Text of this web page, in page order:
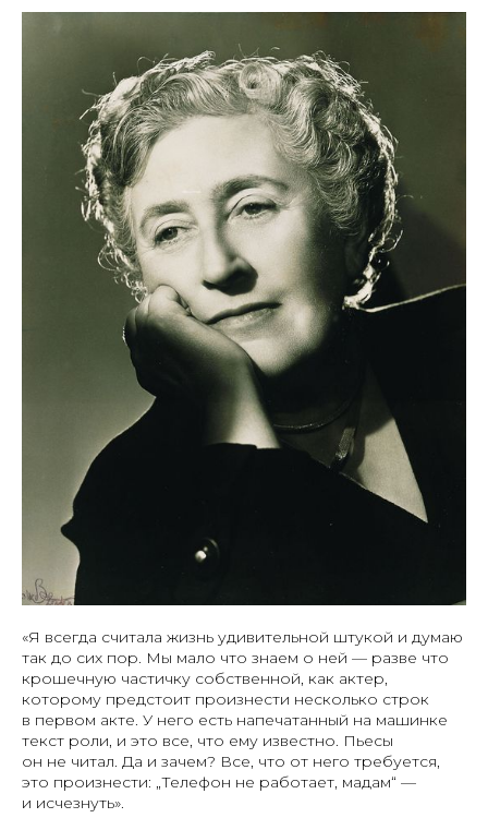
«Я всегда считала жизнь удивительной штукой и думаю
так до сих пор. Мы мало что знаем о ней — разве что
крошечную частичку собственной, как актер,
которому предстоит произнести несколько строк
в первом акте. У него есть напечатанный на машинке
текст роли, и это все, что ему известно. Пьесы
он не читал. Да и зачем? Все, что от него требуется,
это произнести: „Телефон не работает, мадам“ —
и исчезнуть».